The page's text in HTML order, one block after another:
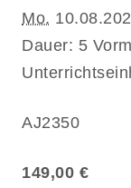
Mo.
Dauer: 5
AJ2350
149,00 €